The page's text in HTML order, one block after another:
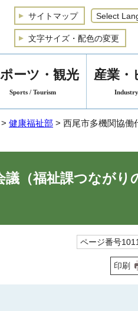
サイトマップ
文字サイズ・配色の変更
ーツ・観光
Sports / Tourism
産業・
Industry
> 健康福祉部 > 西尾市多機関協働
議（福祉課つながり
ページ番号
印刷